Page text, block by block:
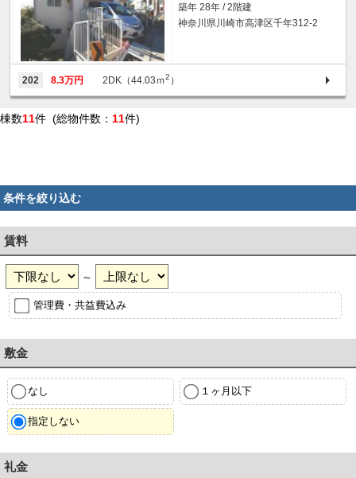
築年 28年 / 2階建
神奈川県川崎市高津区千年312-2
202 8.3万円 2DK（44.03ｍ2 ）
棟数11件 (総物件数： 11件)
条件を絞り込む
賃料
～
管理費・共益費込み
敷金
なし １ヶ月以下
指定しない
礼金